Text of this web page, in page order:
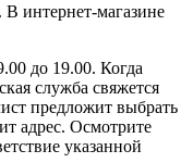
В интернет-магазине
до 19.00. Когда
служба свяжется
предложит выбрать
адрес. Осмотрите
указанной